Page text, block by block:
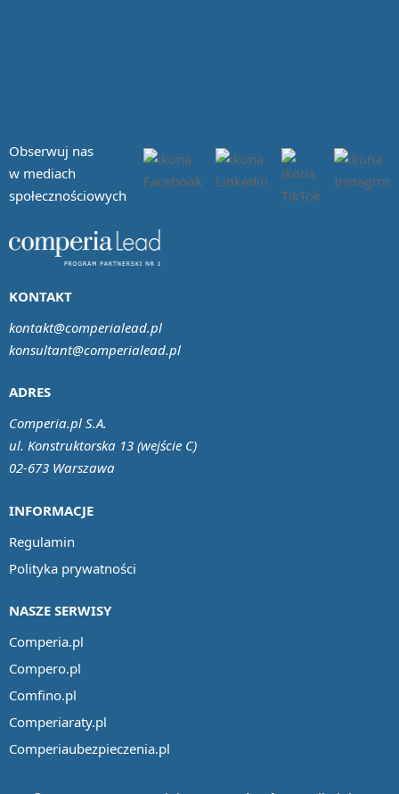
Obserwuj nas
w mediach
społecznościowych
INFORMACJE
Regulamin
Polityka prywatności
NASZE SERWISY
Comperia.pl
Compero.pl
Comfino.pl
Comperiaraty.pl
Comperiaubezpieczenia.pl
ADRES
Comperia.pl S.A.
ul. Konstruktorska 13 (wejście C)
02-673 Warszawa
KONTAKT
kontakt@comperialead.pl
konsultant@comperialead.pl